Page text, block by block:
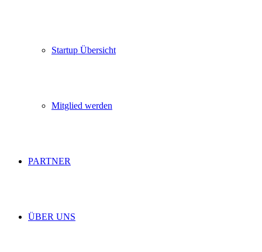
Startup Übersicht
Mitglied werden
PARTNER
ÜBER UNS